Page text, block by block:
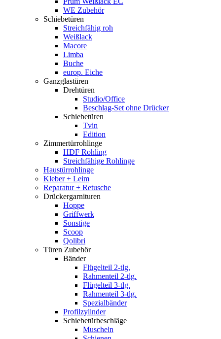
WE Zubehör
Schiebetüren
Streichfähig roh
Weißlack
Macore
Limba
Buche
europ. Eiche
Ganzglastüren
Drehtüren
Studio/Office
Beschlag-Set ohne Drücker
Schiebetüren
Tvin
Edition
Zimmertürrohlinge
HDF Rohling
Streichfähige Rohlinge
Haustürrohlinge
Kleber + Leim
Reparatur + Retusche
Drückergarnituren
Hoppe
Griffwerk
Sonstige
Scoop
Qolibri
Türen Zubehör
Bänder
Flügelteil 2-tlg.
Rahmenteil 2-tlg.
Flügelteil 3-tlg.
Rahmenteil 3-tlg.
Spezialbänder
Profilzylinder
Schiebetürbeschläge
Muscheln